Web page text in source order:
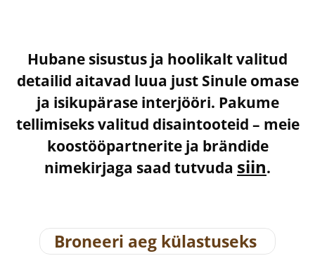
Hubane sisustus ja hoolikalt valitud
detailid aitavad luua just Sinule omase
ja isikupärase interjööri. Pakume
tellimiseks valitud disaintooteid – meie
koostööpartnerite ja brändide
nimekirjaga saad tutvuda siin.
Broneeri aeg külastuseks